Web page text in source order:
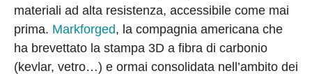
materiali ad alta resistenza, accessibile come mai
prima. Markforged, la compagnia americana che
ha brevettato la stampa 3D a fibra di carbonio
(kevlar, vetro…) e ormai consolidata nell’ambito dei